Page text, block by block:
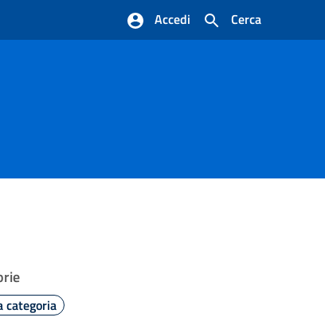
Cerca
Accedi
categoria